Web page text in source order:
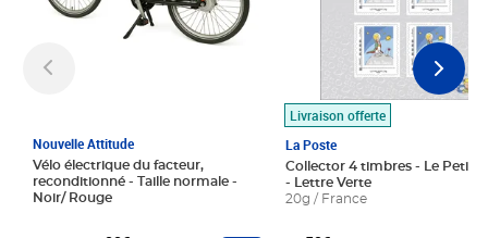
Nouvelle Attitude
Vélo électrique du facteur,
reconditionné - Taille normale -
Noir/ Rouge
Livraison offerte
La Poste
Collector 4 timbres - Le Petit
- Lettre Verte
20g / France